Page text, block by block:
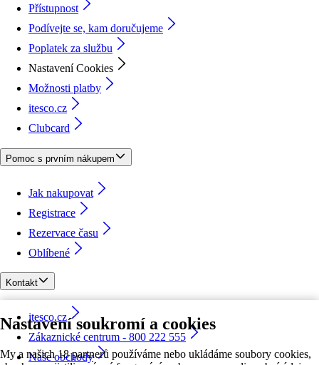
Nastavení soukromí a cookies
My a našich 18 partnerů používáme nebo ukládáme soubory cookies,
Přístupnost
Podívejte se, kam doručujeme
Poplatek za službu
Nastavení Cookies
Možnosti platby
itesco.cz
Clubcard
Pomoc s prvním nákupem
Jak nakupovat
Registrace
Rezervace času
Oblíbené
Kontakt
itesco.cz
Zákaznické centrum - 800 222 555
Naše obchody